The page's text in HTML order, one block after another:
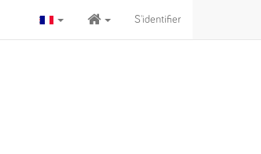
S'identifier